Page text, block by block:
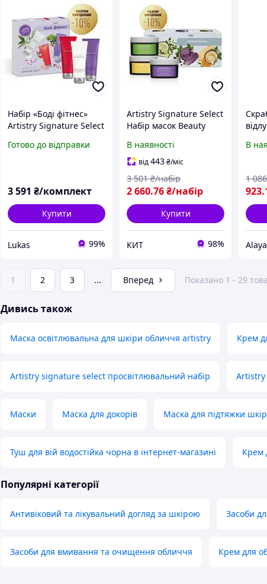
Набір «Боді фітнес»
Artistry Signature Select
антицелюлітний
Готово до відправки
3 591 ₴/комплект
Купити
Lukas 99%
Artistry Signature Select
Набір масок Beauty
артистри амвей емвей
догляд за шкірою 300
гр.
В наявності
від443₴/міс
2 660.76₴/набір
3 501 ₴/набір
Купити
КИТ 98%
В
923
1 086
Alaya
1 2 3 ... Вперед Показано 1 - 29
Дивись також
Маска освітлювальна для шкіри обличчя artistry Крем
Artistry signature select просвітлювальний набір Artistry
Маски Маска для докорів Маска для підтяжки
Туш для вій водостійка чорна в інтернет-магазині Крем
Популярні категорії
Антивіковий та лікувальний догляд за шкірою Засоби
Засоби для вмивання та очищення обличчя Крем для